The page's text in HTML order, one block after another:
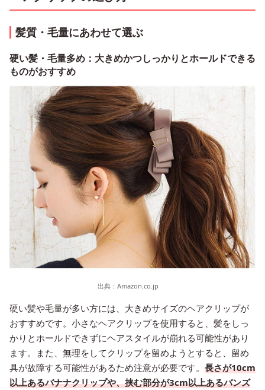
髪質・毛量にあわせて選ぶ
硬い髪・毛量多め：大きめかつしっかりとホールドできる
ものがおすすめ
出典： Amazon.co.jp
硬い髪や毛量が多い方には、大きめサイズのヘアクリップが
おすすめです。小さなヘアクリップを使用すると、髪をしっ
かりとホールドできずにヘアスタイルが崩れる可能性があり
ます。また、無理をしてクリップを留めようとすると、留め
具が故障する可能性があるため注意が必要です。 長さが10cm
以上あるバナナクリップや、挟む部分が3cm以上あるバンズ